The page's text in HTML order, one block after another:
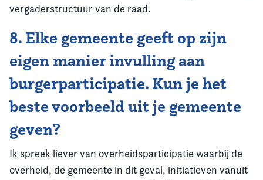
vergaderstructuur van de raad.
8. Elke gemeente geeft op zijn
eigen manier invulling aan
burgerparticipatie. Kun je het
beste voorbeeld uit je gemeente
geven?
Ik spreek liever van overheidsparticipatie waarbij de
overheid, de gemeente in dit geval, initiatieven vanuit